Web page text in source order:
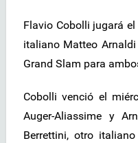
Flavio Cobolli jugará
italiano Matteo
Grand Slam para
Cobolli venció el
Auger-Aliassime y
Berrettini, otro